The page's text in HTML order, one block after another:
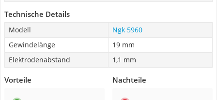
Technische Details
Modell
Ngk 5960
Gewindelänge
19 mm
Elektrodenabstand
1,1 mm
Vorteile Nachteile